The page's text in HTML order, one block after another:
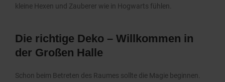
kleine Hexen und Zauberer wie in Hogwarts fühlen.
Die richtige Deko – Willkommen in
der Großen Halle
Schon beim Betreten des Raumes sollte die Magie beginnen.